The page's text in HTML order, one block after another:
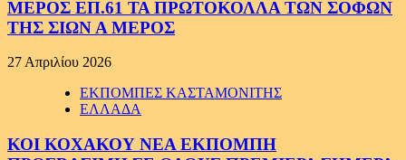
ΜΕΡΟΣ ΕΠ.61 ΤΑ ΠΡΩΤΟΚΟΛΛΑ ΤΩΝ ΣΟΦΩΝ
ΤΗΣ ΣΙΩΝ Α ΜΕΡΟΣ
27 Απριλίου 2026
ΕΚΠΟΜΠΕΣ ΚΑΣΤΑΜΟΝΙΤΗΣ
ΕΛΛΑΔΑ
ΚΟΙ ΚΟΧΑΚΟΥ ΝΕΑ ΕΚΠΟΜΠΗ